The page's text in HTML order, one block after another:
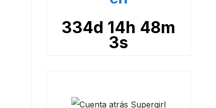
334d 14h 48m
2s